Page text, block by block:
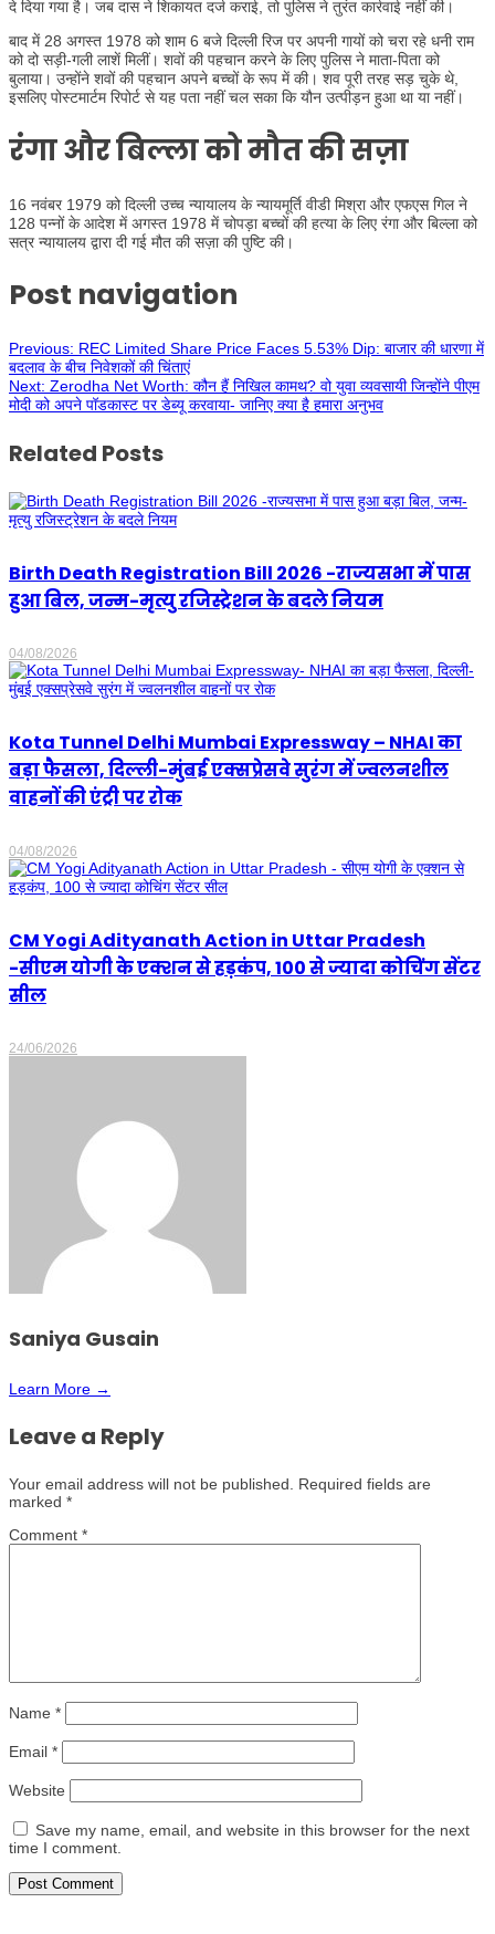
दे दिया गया है। जब दास ने शिकायत दर्ज कराई, तो पुलिस ने तुरंत कार्रवाई नहीं की।
बाद में 28 अगस्त 1978 को शाम 6 बजे दिल्ली रिज पर अपनी गायों को चरा रहे धनी राम
को दो सड़ी-गली लाशें मिलीं। शवों की पहचान करने के लिए पुलिस ने माता-पिता को
बुलाया। उन्होंने शवों की पहचान अपने बच्चों के रूप में की। शव पूरी तरह सड़ चुके थे,
इसलिए पोस्टमार्टम रिपोर्ट से यह पता नहीं चल सका कि यौन उत्पीड़न हुआ था या नहीं।
रंगा और बिल्ला को मौत की सज़ा
16 नवंबर 1979 को दिल्ली उच्च न्यायालय के न्यायमूर्ति वीडी मिश्रा और एफएस गिल ने
128 पन्नों के आदेश में अगस्त 1978 में चोपड़ा बच्चों की हत्या के लिए रंगा और बिल्ला को
सत्र न्यायालय द्वारा दी गई मौत की सज़ा की पुष्टि की।
Post navigation
Previous: REC Limited Share Price Faces 5.53% Dip: बाजार की धारणा में
बदलाव के बीच निवेशकों की चिंताएं
Next: Zerodha Net Worth: कौन हैं निखिल कामथ? वो युवा व्यवसायी जिन्होंने पीएम
मोदी को अपने पॉडकास्ट पर डेब्यू करवाया- जानिए क्या है हमारा अनुभव
Related Posts
Birth Death Registration Bill 2026 -राज्यसभा में पास
हुआ बिल, जन्म-मृत्यु रजिस्ट्रेशन के बदले नियम
04/08/2026
Kota Tunnel Delhi Mumbai Expressway – NHAI का
बड़ा फैसला, दिल्ली-मुंबई एक्सप्रेसवे सुरंग में ज्वलनशील
वाहनों की एंट्री पर रोक
04/08/2026
CM Yogi Adityanath Action in Uttar Pradesh
-सीएम योगी के एक्शन से हड़कंप, 100 से ज्यादा कोचिंग सेंटर
सील
24/06/2026
Saniya Gusain
Learn More →
Leave a Reply
Your email address will not be published. Required fields are
marked *
Comment *
Name *
Email *
Website
Save my name, email, and website in this browser for the next
time I comment.